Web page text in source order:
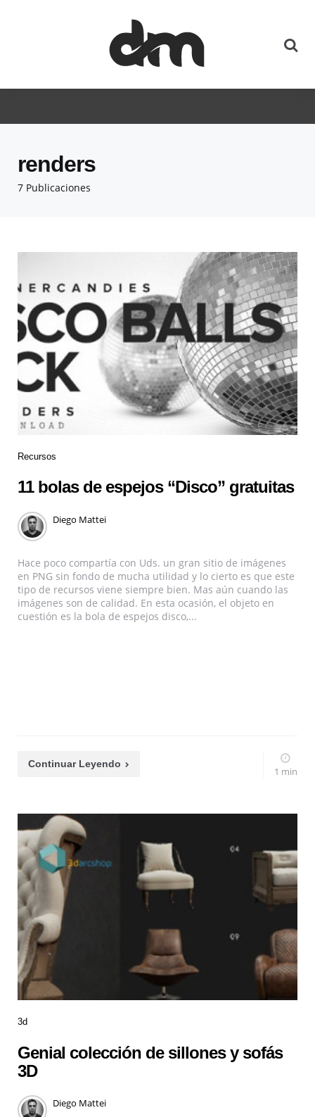
7 Publicaciones
renders
Recursos
11 bolas de espejos “Disco” gratuitas
Diego Mattei
Hace poco compartía con Uds. un gran sitio de imágenes
en PNG sin fondo de mucha utilidad y lo cierto es que este
tipo de recursos viene siempre bien. Mas aún cuando las
imágenes son de calidad. En esta ocasión, el objeto en
cuestión es la bola de espejos disco,...
Continuar Leyendo
1 min
3d
Genial colección de sillones y sofás
3D
Diego Mattei